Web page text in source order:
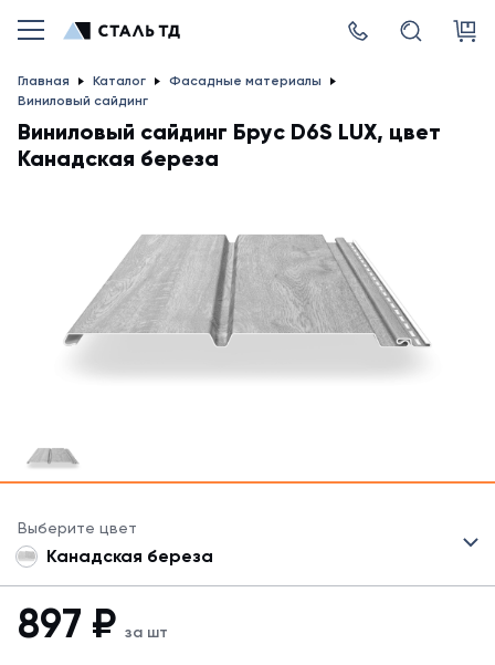
Главная Каталог
Фасадные материалы
Виниловый сайдинг
Виниловый сайдинг Брус D6S LUX, цвет
Канадская береза
Выберите цвет
Канадская береза
897 ₽ за шт